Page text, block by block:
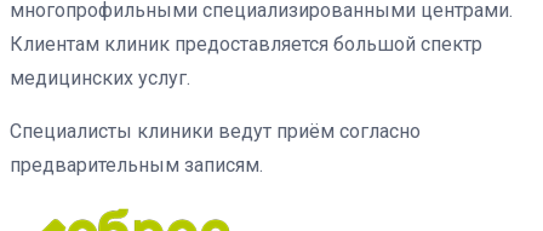
многопрофильными специализированными центрами.
Клиентам клиник предоставляется большой спектр
медицинских услуг.
Специалисты клиники ведут приём согласно
предварительным записям.